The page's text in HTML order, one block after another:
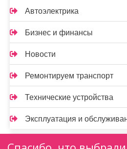
Автоэлектрика
Бизнес и финансы
Новости
Ремонтируем транспорт
Технические устройства
Эксплуатация и